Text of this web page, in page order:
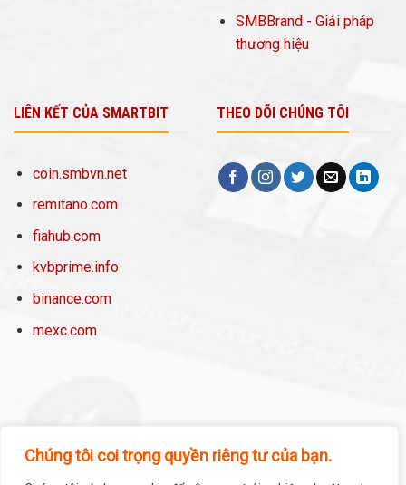
Chúng tôi coi trọng quyền riêng tư của bạn.
SMBBrand - Giải pháp
thương hiệu
LIÊN KẾT CỦA SMARTBIT
coin.smbvn.net
remitano.com
fiahub.com
kvbprime.info
binance.com
mexc.com
THEO DÕI CHÚNG TÔI